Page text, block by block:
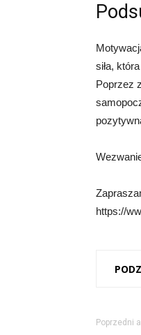
siła,
Poprzez
https://
Poprzedni